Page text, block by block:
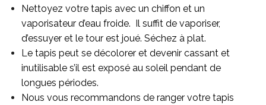
Nettoyez votre tapis avec un chiffon et un
vaporisateur d’eau froide. Il suffit de vaporiser,
d’essuyer et le tour est joué. Séchez à plat.
Le tapis peut se décolorer et devenir cassant et
inutilisable s’il est exposé au soleil pendant de
longues périodes.
Nous vous recommandons de ranger votre tapis